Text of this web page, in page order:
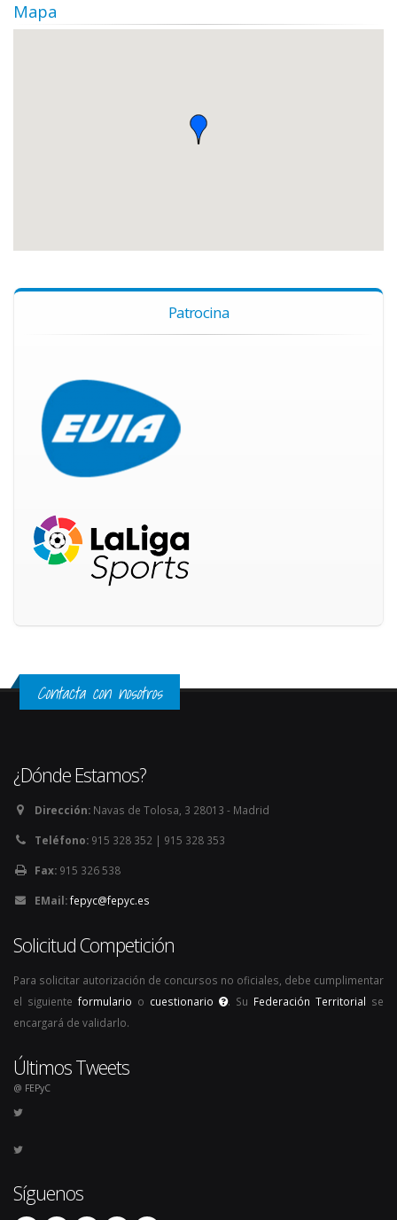
Mapa
Patrocina
Contacta con nosotros
¿Dónde Estamos?
Dirección: Navas de Tolosa, 3 28013 - Madrid
Teléfono: 915 328 352 | 915 328 353
Fax: 915 326 538
EMail:fepyc@fepyc.es
Solicitud Competición
Para solicitar autorización de concursos no oficiales, debe cumplimentar
el siguiente formulario o cuestionario . Su Federación Territorial se
encargará de validarlo.
Últimos Tweets
@ FEPyC
Síguenos